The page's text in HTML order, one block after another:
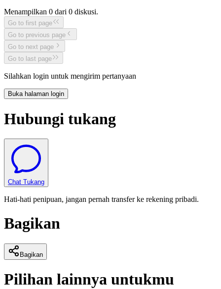
Menampilkan 0 dari 0 diskusi.
Go to first page
Go to previous page
Go to next page
Go to last page
Silahkan login untuk mengirim pertanyaan
Buka halaman login
Hubungi tukang
Chat Tukang
Hati-hati penipuan, jangan pernah transfer ke rekening pribadi.
Bagikan
Bagikan
Pilihan lainnya untukmu